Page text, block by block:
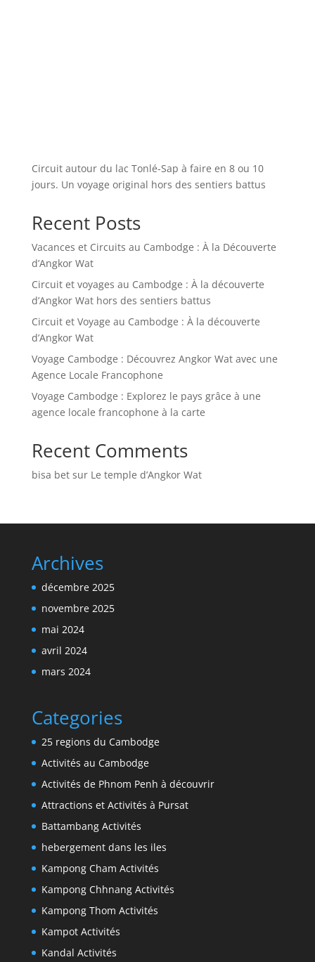
Circuit autour du lac Tonlé-Sap à faire en 8 ou 10
jours. Un voyage original hors des sentiers battus
Recent Posts
Vacances et Circuits au Cambodge : À la Découverte
d’Angkor Wat
Circuit et voyages au Cambodge : À la découverte
d’Angkor Wat hors des sentiers battus
Circuit et Voyage au Cambodge : À la découverte
d’Angkor Wat
Voyage Cambodge : Découvrez Angkor Wat avec une
Agence Locale Francophone
Voyage Cambodge : Explorez le pays grâce à une
agence locale francophone à la carte
Recent Comments
bisa betsur Le temple d’Angkor Wat
Archives
décembre 2025
novembre 2025
mai 2024
avril 2024
mars 2024
Categories
25 regions du Cambodge
Activités au Cambodge
Activités de Phnom Penh à découvrir
Attractions et Activités à Pursat
Battambang Activités
hebergement dans les iles
Kampong Cham Activités
Kampong Chhnang Activités
Kampong Thom Activités
Kampot Activités
Kandal Activités